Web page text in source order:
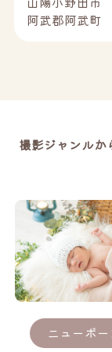
阿武郡阿武町
撮影ジャンルか
ニューボー